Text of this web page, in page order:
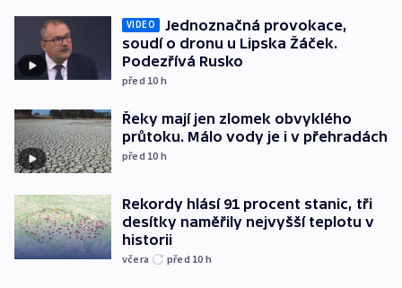
VIDEO
Jednoznačná provokace,
soudí o dronu u Lipska Žáček.
Podezřívá Rusko
před 10 h
Řeky mají jen zlomek obvyklého
průtoku. Málo vody je i v přehradách
před 10 h
Rekordy hlásí 91 procent stanic, tři
desítky naměřily nejvyšší teplotu v
historii
včera před 10 h